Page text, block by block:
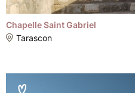
Chapelle Saint Gabriel
Tarascon